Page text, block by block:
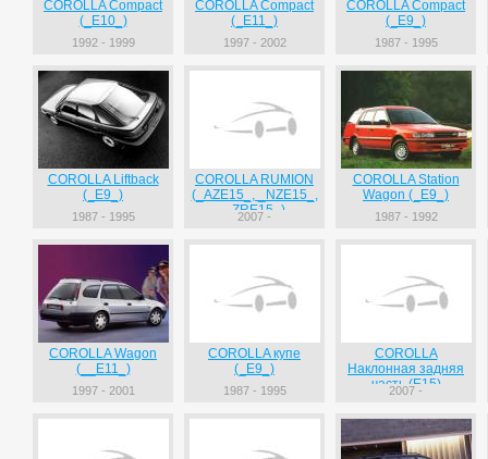
COROLLA Compact
(_E10_)
1992 - 1999
COROLLA Compact
(_E11_)
1997 - 2002
COROLLA Compact
(_E9_)
1987 - 1995
COROLLA Liftback
(_E9_)
1987 - 1995
COROLLA RUMION
(_AZE15_, _NZE15_,
_ZRE15_)
2007 -
COROLLA Station
Wagon (_E9_)
1987 - 1992
COROLLA Wagon
(__E11_)
1997 - 2001
COROLLA купе
(_E9_)
1987 - 1995
COROLLA
Наклонная задняя
часть (E15)
2007 -